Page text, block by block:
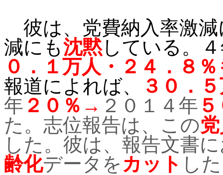
彼は、党費納入率激減
減にも沈黙している。
０．１万人・２４．８
報道によれば、
３０．
年 ２０％→ ２０１４年
た。志位報告は、この
した。彼は、報告文書
齢化データを カット し